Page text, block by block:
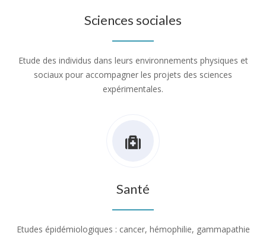
Sciences sociales
Etude des individus dans leurs environnements physiques et
sociaux pour accompagner les projets des sciences
expérimentales.
Santé
Etudes épidémiologiques : cancer, hémophilie, gammapathie